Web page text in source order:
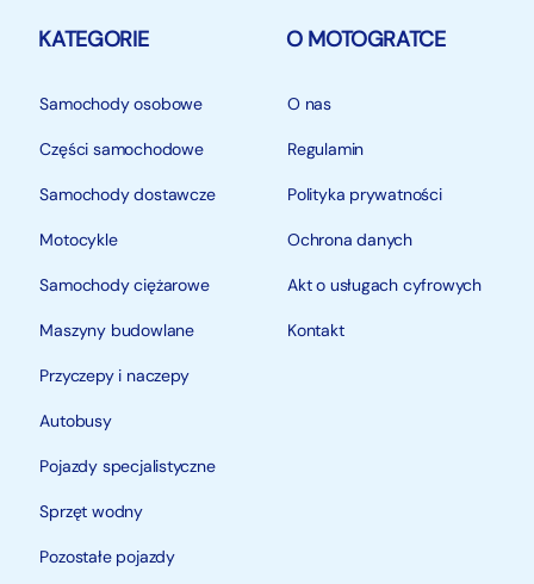
KATEGORIE
Samochody osobowe
Części samochodowe
Samochody dostawcze
Motocykle
Samochody ciężarowe
Maszyny budowlane
Przyczepy i naczepy
Autobusy
Pojazdy specjalistyczne
Sprzęt wodny
Pozostałe pojazdy
O MOTOGRATCE
O nas
Regulamin
Polityka prywatności
Ochrona danych
Akt o usługach cyfrowych
Kontakt